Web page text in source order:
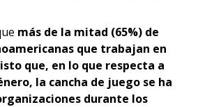
más de la mitad (65%) de
que trabajan en
que, en lo que respecta a
la cancha de juego se ha
durante los